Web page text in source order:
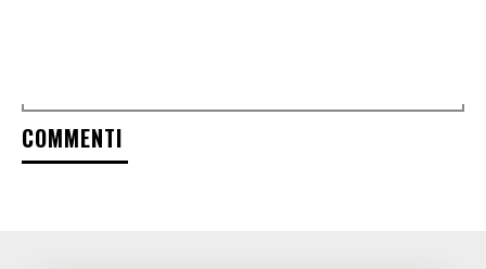
COMMENTI